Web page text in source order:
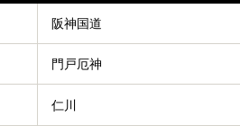
阪神国道
門戸厄神
仁川